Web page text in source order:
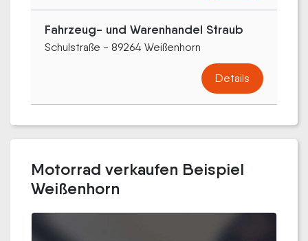
Fahrzeug- und Warenhandel Straub
Schulstraße - 89264 Weißenhorn
Details
Motorrad verkaufen Beispiel
Weißenhorn